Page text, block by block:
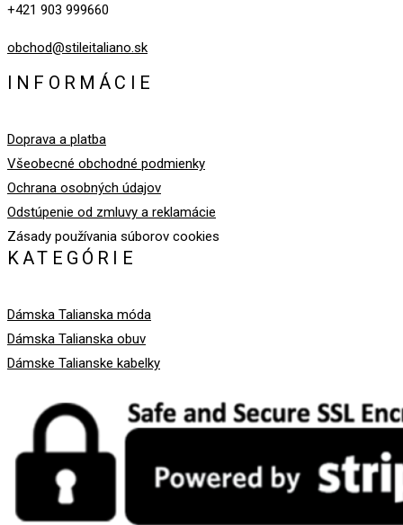
+421 903 999660
obchod@stileitaliano.sk
INFORMÁCIE
Doprava a platba
Všeobecné obchodné podmienky
Ochrana osobných údajov
Odstúpenie od zmluvy a reklamácie
Zásady používania súborov cookies
KATEGÓRIE
Dámska Talianska móda
Dámska Talianska obuv
Dámske Talianske kabelky